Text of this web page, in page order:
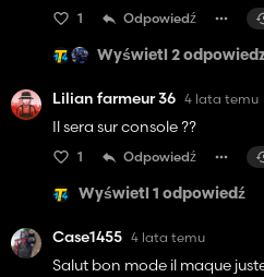
1 Odpowiedź
Wyświetl 2
Lilian farmeur 36 4 lata temu
Il sera sur console ??
1 Odpowiedź
Wyświetl 1 odpowiedź
Case1455 4 lata temu
Salut bon mode il maque